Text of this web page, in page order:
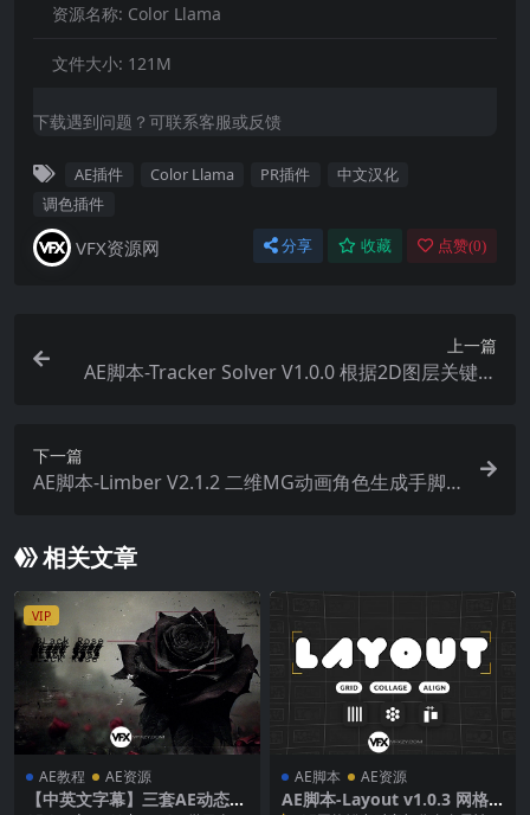
资源名称: Color Llama
文件大小: 121M
下载遇到问题？可联系客服或反馈
AE插件 Color Llama PR插件
中文汉化
调色插件
VFX资源网 分享 收藏 点赞(0)
上一篇
AE脚本-Tracker Solver V1.0.0 根据2D图层关键帧
下一篇
AE脚本-Limber V2.1.2 二维MG动画角色生成手脚
相关文章
VIP
AE教程 AE资源
【中英文字幕】三套AE动态图
AE脚本 AE资源
AE脚本-Layout v1.0.3 网格